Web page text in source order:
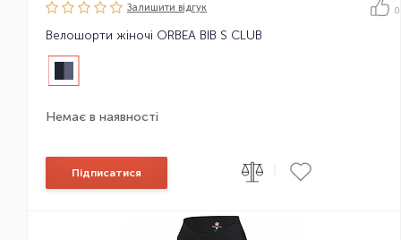
Залишити вiдгук 0
Велошорти жіночі ORBEA BIB S CLUB
Немає в наявності
Підписатися